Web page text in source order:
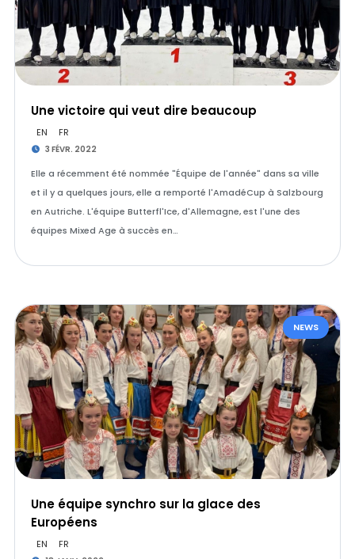
Une victoire qui veut dire beaucoup
EN FR
3 FÉVR. 2022
Elle a récemment été nommée "Équipe de l'année" dans sa ville
et il y a quelques jours, elle a remporté l'AmadéCup à Salzbourg
en Autriche. L'équipe Butterfl'Ice, d'Allemagne, est l'une des
équipes Mixed Age à succès en…
NEWS
Une équipe synchro sur la glace des
Européens
EN FR